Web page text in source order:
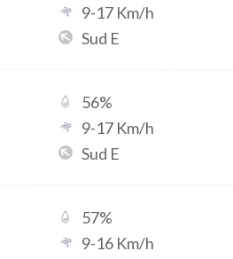
9-17 Km/h
Sud E
56%
9-17 Km/h
Sud E
57%
9-16 Km/h